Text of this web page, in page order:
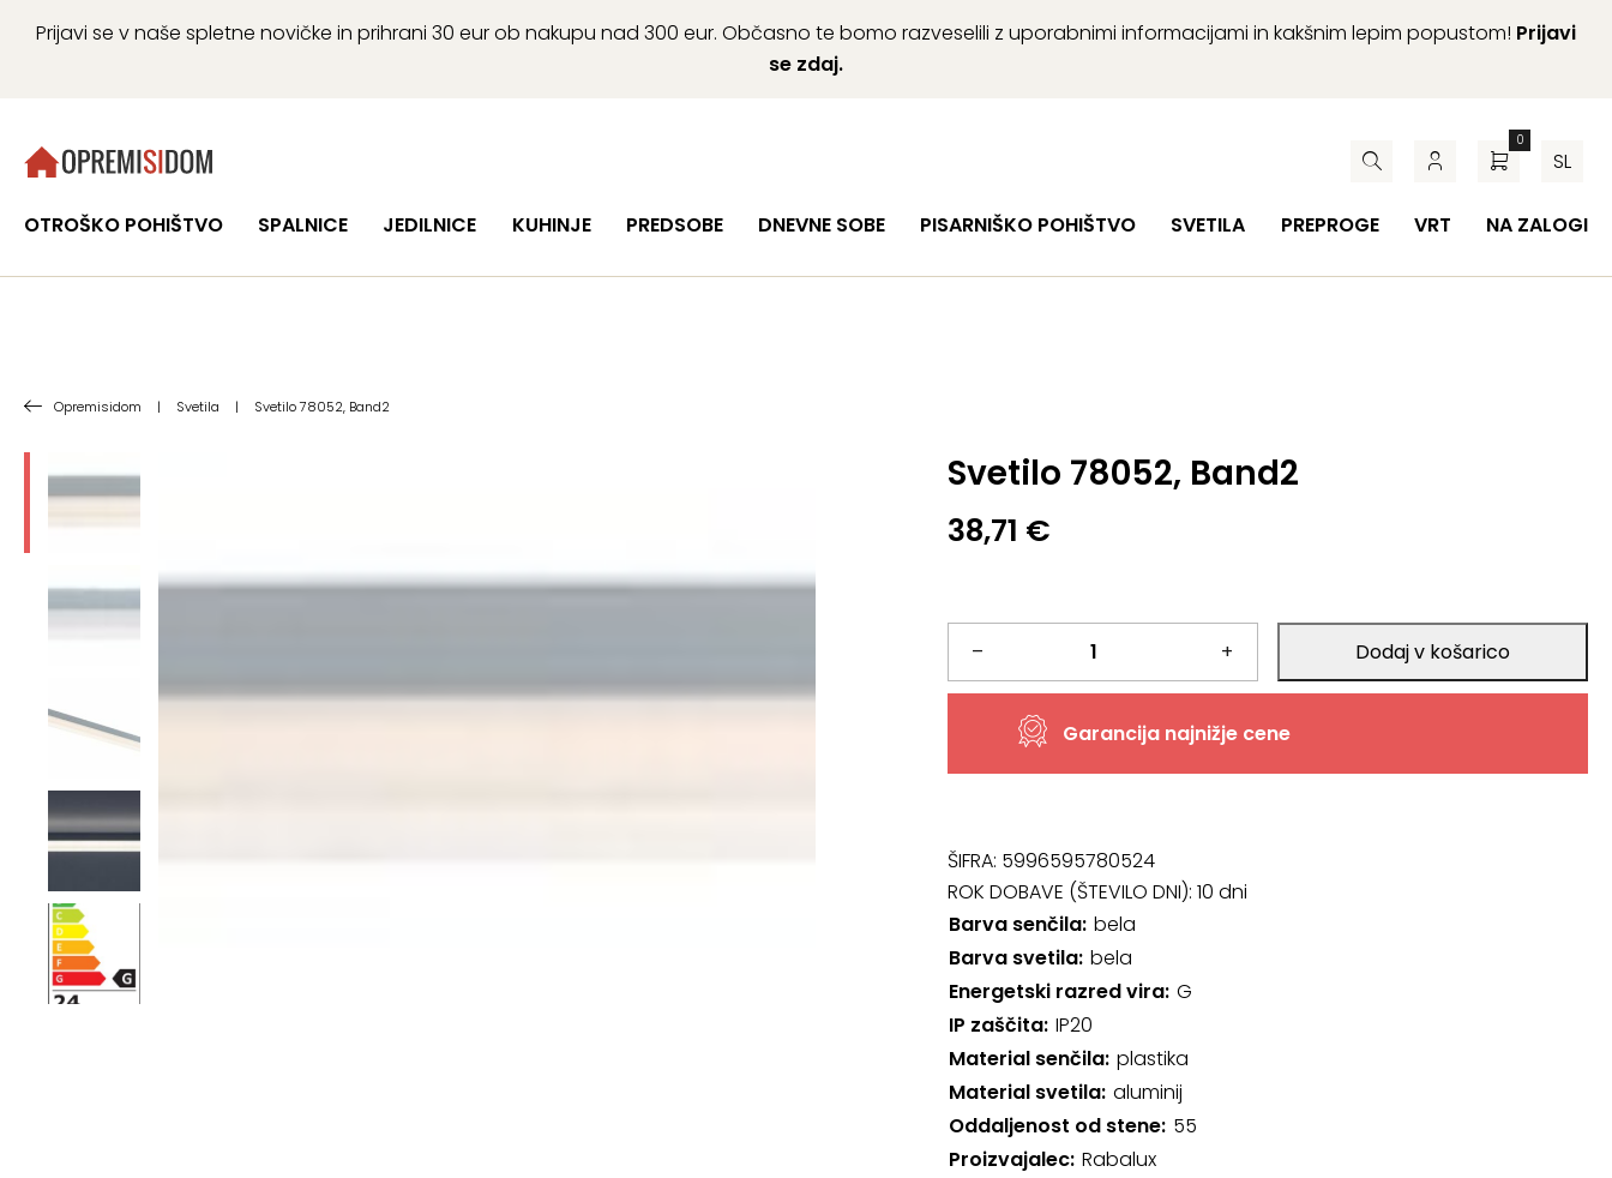
Prijavi se v naše spletne novičke in prihrani 30 eur ob nakupu nad 300 eur. Občasno te bomo razveselili z uporabnimi informacijami in kakšnim lepim popustom! Prijavi
se zdaj.
0
SL
OTROŠKO POHIŠTVO SPALNICE JEDILNICE KUHINJE PREDSOBE DNEVNE SOBE PISARNIŠKO POHIŠTVO SVETILA PREPROGE VRT NA ZALOGI
Opremisidom | Svetila | Svetilo 78052, Band2
Svetilo 78052, Band2
38,71 €
–
Svetilo
78052,
+ Dodaj v košarico
Garancija najnižje cene
ŠIFRA: 5996595780524
ROK DOBAVE (ŠTEVILO DNI): 10 dni
Barva senčila bela
Barva svetila bela
Energetski razred vira G
IP zaščita IP20
Material senčila plastika
Material svetila aluminij
Oddaljenost od stene 55
Proizvajalec Rabalux